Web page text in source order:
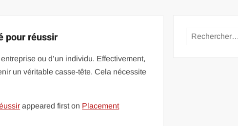
pour réussir
ou d’un individu. Effectivement,
un véritable casse-tête. Cela nécessite
appeared first on Placement